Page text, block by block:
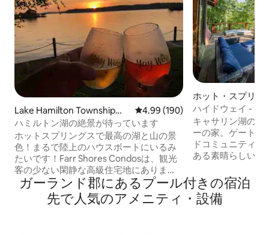
Lake Hamilton Townshipの
コンドミニアム
レビュー190件、5つ星中4.99つ
4.99 (190)
ハミルトン湖の絶景が待っています
ホットスプリングスで最高の湖と山の景
色！まるで陸上のハウスボートにいるみ
たいです！Farr Shores Condosは、観光
客の少ない閑静な高級住宅地にありま
す。デッキで景色を楽しんだり、U Tube
TVでスポーツや地元のテレビ番組をすべ
て観たりして一日を過ごしてください。
ホット・スプリン
軒家
ハイドウェイ - 完
所
キャサリン湖の丘
ーの家。ゲート付
ドコミュニティ
ある素晴らしいロ
ルコートなどのア
だけます！食品や
リストアが正面
ガーランド郡にあるプール付きの宿泊
先で人気のアメニティ・設備